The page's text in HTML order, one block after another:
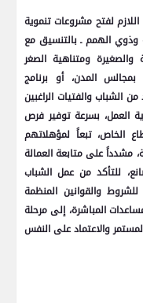
لفتح مشروعات تنموية
وذوي الهمم ـ بالتنسيق مع
ومتناهية الصغر
بمجالس المدن، أو برنامج
الشباب والفتيات الراغبين
العمل، بسرعة توفير فرص
الخاص، تبعاً لمؤهلاتهم
مشدداً على متابعة العمالة
للتأكد من عمل الشباب
والقوانين المنظمة
المباشرة، إلى مرحلة